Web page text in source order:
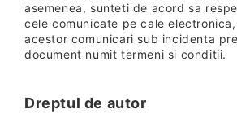
asemenea, sunteti de acord sa
cele comunicate pe cale
acestor comunicari sub incidenta
document numit termeni si conditii.
Dreptul de autor